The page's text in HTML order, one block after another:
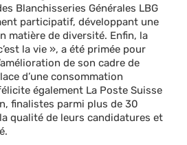
Blanchisseries Générales LBG
participatif, développant une
matière de diversité. Enfin, la
la vie », a été primée pour
de son cadre de
d’une consommation
également La Poste Suisse
finalistes parmi plus de 30
qualité de leurs candidatures et